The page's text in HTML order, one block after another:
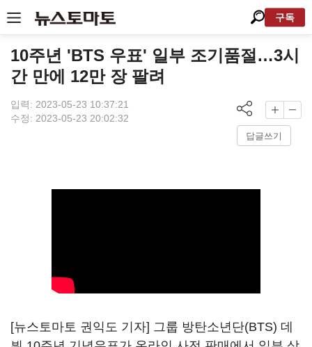
구독
10주년 'BTS 우표' 일부 조기품절…3시
간 만에 12만 장 팔려
입력: 2023-05-23 10:37:21
수정: 2023-05-23 20:02:32
답글쓰기
[뉴스토마토 권익도 기자] 그룹 방탄소년단(BTS) 데